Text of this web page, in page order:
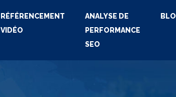
RÉFÉRENCEMENT
VIDÉO
ANALYSE DE
PERFORMANCE
SEO